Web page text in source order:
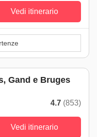
Vedi itinerario
Gand e Bruges
4.7 (853)
Vedi itinerario